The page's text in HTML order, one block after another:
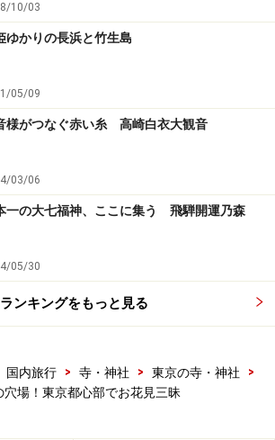
10/03
ゆかりの長浜と竹生島
05/09
様がつなぐ赤い糸 高崎白衣大観音
03/06
一の大七福神、ここに集う 飛騨開運乃森
05/30
ランキングをもっと見る
国内旅行 > 寺・神社 > 東京の寺・神社
>
穴場！東京都心部でお花見三昧